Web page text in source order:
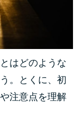
はどのような
。とくに、初
注意点を理解